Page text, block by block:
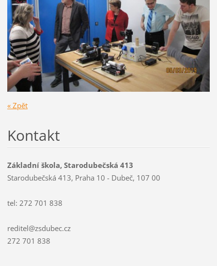
« Zpět
Kontakt
Základní škola, Starodubečská 413
Starodubečská 413, Praha 10 - Dubeč, 107 00
tel: 272 701 838
reditel@zsdubec.cz
272 701 838